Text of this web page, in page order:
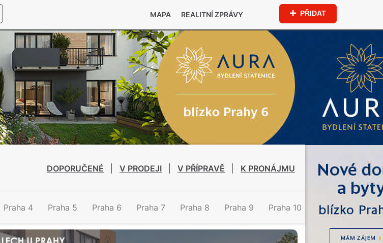
MAPA REALITNÍ ZPRÁVY PŘIDAT
DOPORUČENÉ V PRODEJI V PŘÍPRAVĚ K PRONÁJMU
Praha 4 Praha 5 Praha 6 Praha 7 Praha 8 Praha 9 Praha 10